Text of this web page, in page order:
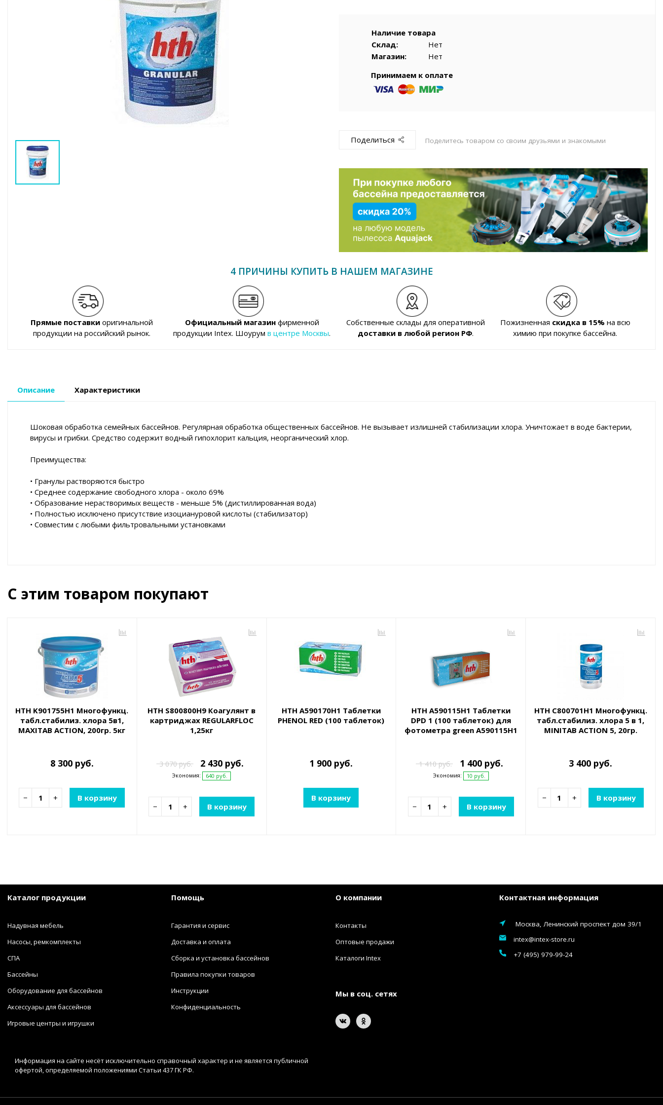
Наличие товара
Склад:
Нет
Магазин:
Нет
Принимаем к оплате
Поделиться Поделитесь товаром со своим друзьями и знакомыми
4 ПРИЧИНЫ КУПИТЬ В НАШЕМ МАГАЗИНЕ
Прямые поставкиоригинальной
продукции на российский рынок.
Официальный магазинфирменной
продукции Intex. Шоурумв центре Москвы.
Собственные склады для оперативной
доставки в любой регион РФ.
Пожизненная скидка в 15% на всю
химию при покупке бассейна.
Описание Характеристики
Шоковая обработка семейных бассейнов. Регулярная обработка общественных бассейнов. Не вызывает излишней стабилизации хлора. Уничтожает в воде бактерии,
вирусы и грибки. Средство содержит водный гипохлорит кальция, неорганический хлор.
Преимущества:
• Гранулы растворяются быстро
• Среднее содержание свободного хлора - около 69%
• Образование нерастворимых веществ - меньше 5% (дистиллированная вода)
• Полностью исключено присутствие изоциануровой кислоты (стабилизатор)
• Совместим с любыми фильтровальными установками
С этим товаром покупают
HTH K901755H1 Многофункц.
табл.стабилиз. хлора 5в1,
MAXITAB ACTION, 200гр. 5кг
8 300 руб.
− + В корзину
HTH S800800H9 Коагулянт в
картриджах REGULARFLOC
1,25кг
3 070 руб. 2 430 руб.
Экономия: 640 руб.
− + В корзину
HTH A590170H1 Таблетки
PHENOL RED (100 таблеток)
1 900 руб.
В корзину
HTH A590115H1 Таблетки
DPD 1 (100 таблеток) для
фотометра green A590115H1
1 410 руб. 1 400 руб.
Экономия: 10 руб.
− + В корзину
HTH C800701H1 Многофункц.
табл.стабилиз. хлора 5 в 1,
MINITAB ACTION 5, 20гр.
3 400 руб.
− + В корзину
Каталог продукции
Надувная мебель
Насосы, ремкомплекты
СПА
Бассейны
Оборудование для бассейнов
Аксессуары для бассейнов
Игровые центры и игрушки
Помощь
Гарантия и сервис
Доставка и оплата
Сборка и установка бассейнов
Правила покупки товаров
Инструкции
Конфиденциальность
О компании
Контакты
Оптовые продажи
Каталоги Intex
Мы в соц. сетях
Контактная информация
Москва, Ленинский проспект дом 39/1
intex@intex-store.ru
+7 (495) 979-99-24
Информация на сайте несёт исключительно справочный характер и не является публичной
офертой, определяемой положениями Статьи 437 ГК РФ.